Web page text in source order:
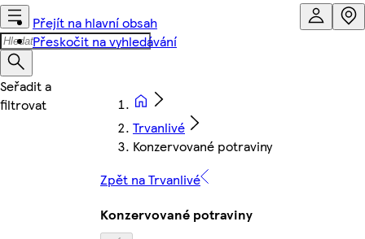
Přejít na hlavní obsah
Přeskočit na vyhledávání
Trvanlivé
Konzervované potraviny
Zpět na Trvanlivé
Konzervované potraviny